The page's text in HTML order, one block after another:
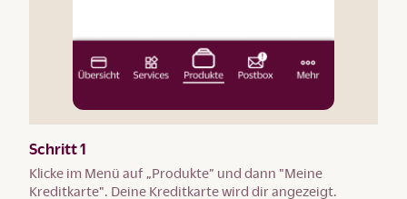
Schritt 1
Klicke im Menü auf „Produkte” und dann "Meine
Kreditkarte". Deine Kreditkarte wird dir angezeigt.